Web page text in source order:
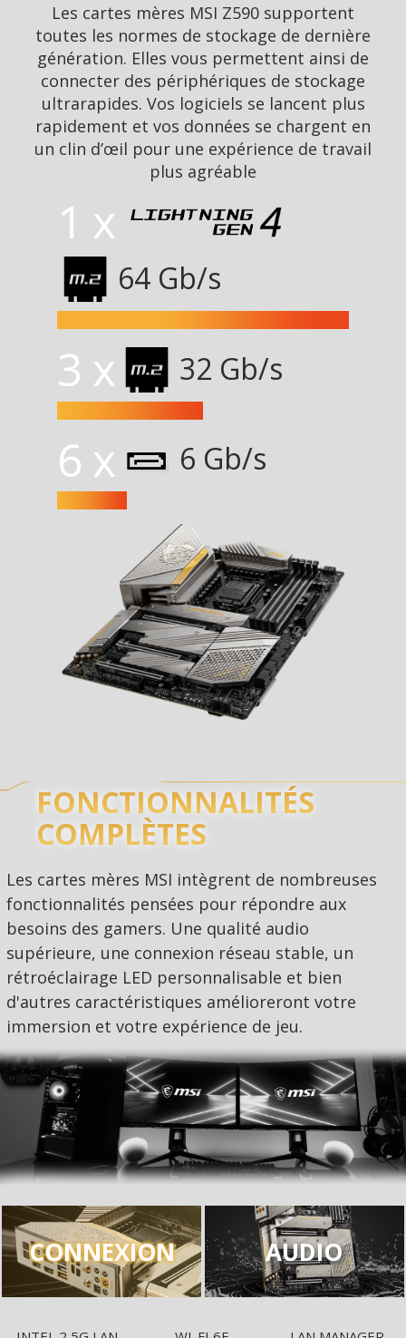
Les cartes mères MSI Z590 supportent
toutes les normes de stockage de dernière
génération. Elles vous permettent ainsi de
connecter des périphériques de stockage
ultrarapides. Vos logiciels se lancent plus
rapidement et vos données se chargent en
un clin d’œil pour une expérience de travail
plus agréable
1 x
64 Gb/s
3 x 32 Gb/s
6 x 6 Gb/s
FONCTIONNALITÉS
COMPLÈTES
Les cartes mères MSI intègrent de nombreuses
fonctionnalités pensées pour répondre aux
besoins des gamers. Une qualité audio
supérieure, une connexion réseau stable, un
rétroéclairage LED personnalisable et bien
d'autres caractéristiques amélioreront votre
immersion et votre expérience de jeu.
CONNEXION AUDIO